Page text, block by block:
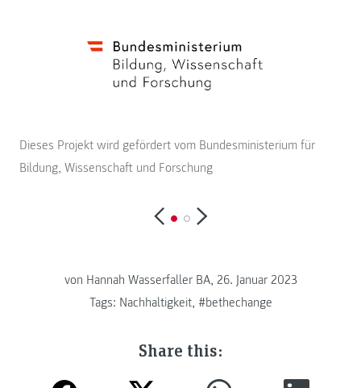
Dieses Projekt wird gefördert vom Bundesministerium für
Bildung, Wissenschaft und Forschung
von Hannah Wasserfaller BA, 26. Januar 2023
Tags: Nachhaltigkeit, #bethechange
Share this: